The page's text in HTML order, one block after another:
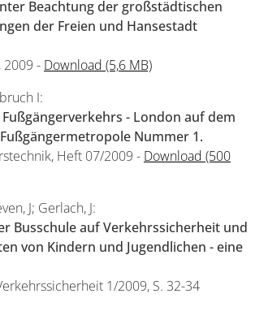
Beachtung der großstädtischen
der Freien und Hansestadt
2009 - Download (5,6 MB)
I:
Fußgängerverkehrs - London auf dem
Nummer 1.
Heft 07/2009 - Download (500
J; Gerlach, J:
Busschule auf Verkehrssicherheit und
von Kindern und Jugendlichen - eine
1/2009, S. 32-34